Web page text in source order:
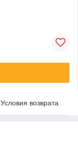
Условия возврата